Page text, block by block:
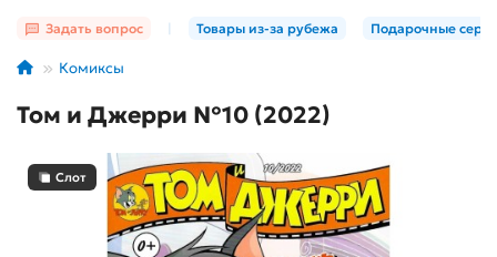
Задать вопрос Товары из-за рубежа Подарочные
Комиксы
Том и Джерри №10 (2022)
Слот